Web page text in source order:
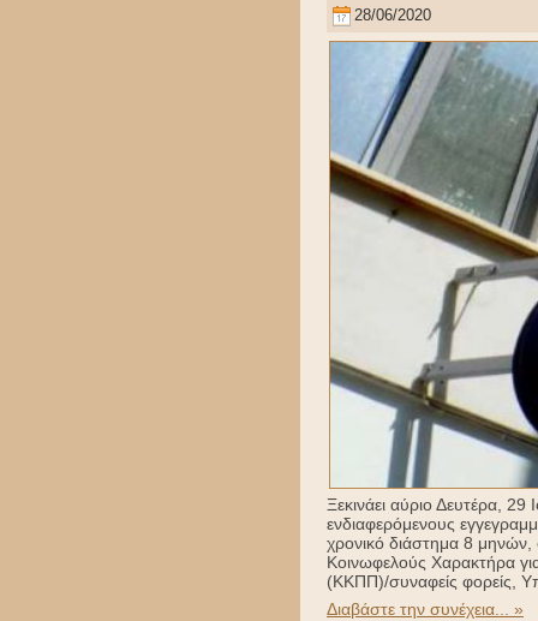
28/06/2020
Ξεκινάει αύριο Δευτέρα,
ενδιαφερόμενους
χρονικό διάστημα 8
Κοινωφελούς Χαρακτήρα
(ΚΚΠΠ)/συναφείς φορείς,
Διαβάστε την συνέχεια... »